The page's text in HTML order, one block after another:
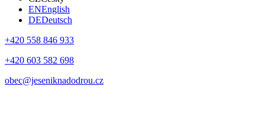
ENEnglish
DEDeutsch
+420 558 846 933
+420 603 582 698
obec@jeseniknadodrou.cz